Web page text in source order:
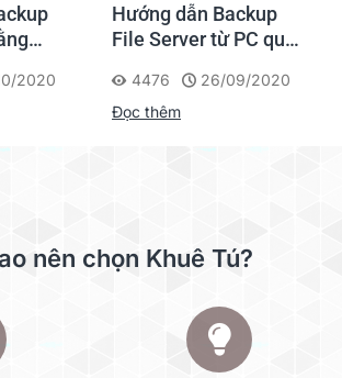
NAS
2020
Hướng dẫn Backup
File Server từ PC qua
4476
26/09/2020
Đọc thêm
nên chọn Khuê Tú?